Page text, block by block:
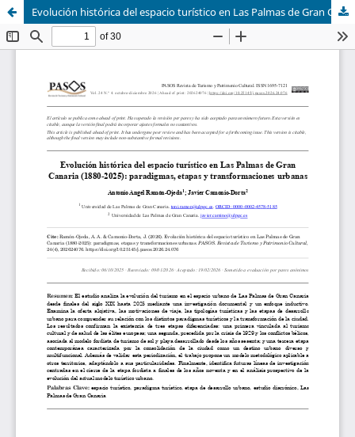
Evolución histórica del espacio turístico en Las Palmas de Gran Canaria (1880-2025): paradigmas, etapas y transformaciones urbanas